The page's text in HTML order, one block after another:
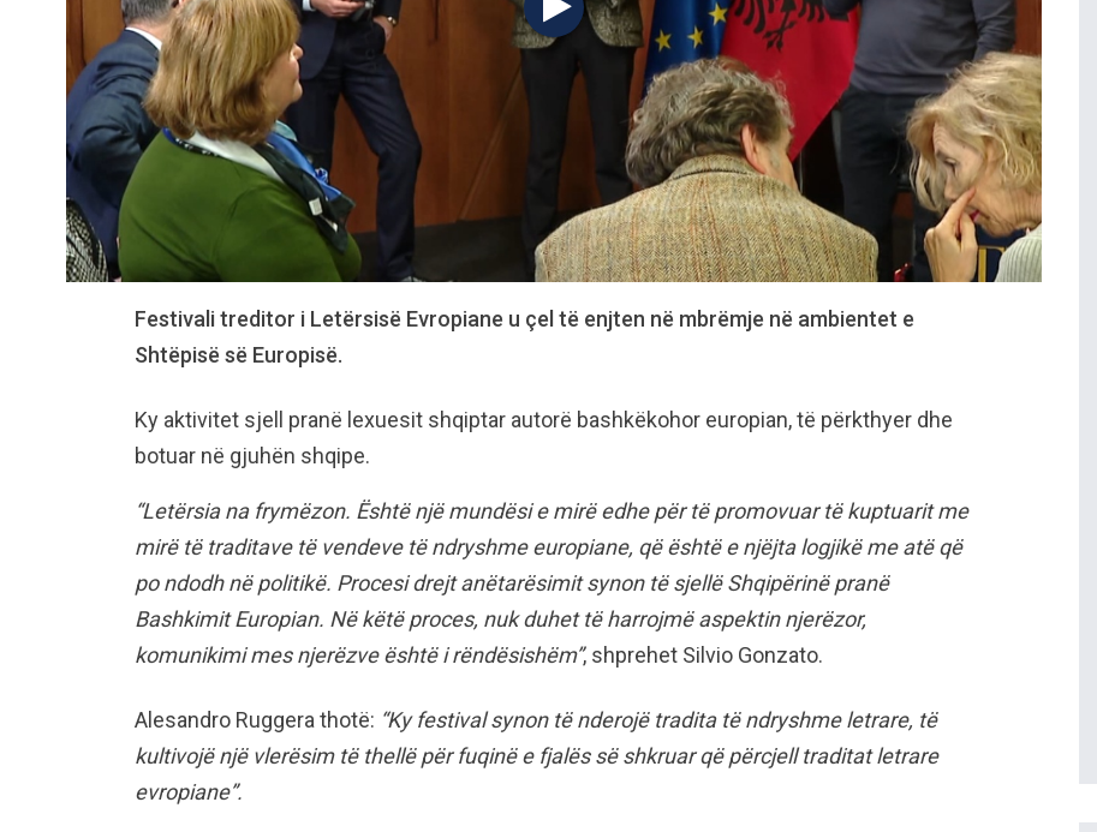
Festivali treditor i Letërsisë Evropiane u çel të enjten në mbrëmje në ambientet e
Shtëpisë së Europisë.
Ky aktivitet sjell pranë lexuesit shqiptar autorë bashkëkohor europian, të përkthyer dhe
botuar në gjuhën shqipe.
“Letërsia na frymëzon. Është një mundësi e mirë edhe për të promovuar të kuptuarit me
mirë të traditave të vendeve të ndryshme europiane, që është e njëjta logjikë me atë që
po ndodh në politikë. Procesi drejt anëtarësimit synon të sjellë Shqipërinë pranë
Bashkimit Europian. Në këtë proces, nuk duhet të harrojmë aspektin njerëzor,
komunikimi mes njerëzve është i rëndësishëm”, shprehet Silvio Gonzato.
Alesandro Ruggera thotë: “Ky festival synon të nderojë tradita të ndryshme letrare, të
kultivojë një vlerësim të thellë për fuqinë e fjalës së shkruar që përcjell traditat letrare
evropiane”.